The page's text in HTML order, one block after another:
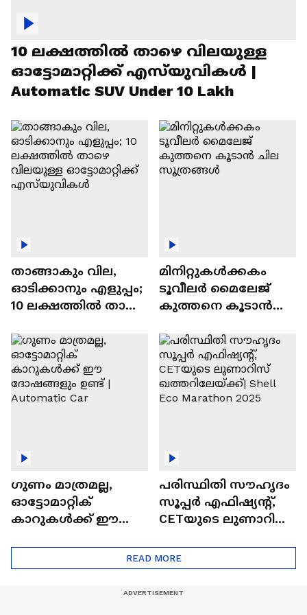
10 ലക്ഷത്തിൽ താഴെ വിലയുള്ള
ഓട്ടോമാറ്റിക്ക് എസ്‍യുവികൾ |
Automatic SUV Under 10 Lakh
താങ്ങാകും വില,
ഓടിക്കാനും എളുപ്പം;
10 ലക്ഷത്തിൽ താഴെ
ഓട്ടോമാറ്റിക്ക്
എസ്‍യുവികൾ
മിനിറ്റുകൾക്കകം
ടൂവീലർ മൈലേജ്
കുത്തനെ കൂടാൻ
ഗുണം മാത്രമല്ല,
ഓട്ടോമാറ്റിക്
കാറുകൾക്ക് ഈ
പരിസ്ഥിതി സൗഹൃദം
സൂപ്പർ എഫിഷ്യന്റ്,
CETയുടെ ലുണാറിസ്
Eco Marathon 2025
READ MORE